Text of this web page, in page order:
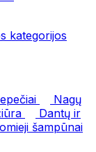
kategorijos
Nagų
Dantų ir
šampūnai